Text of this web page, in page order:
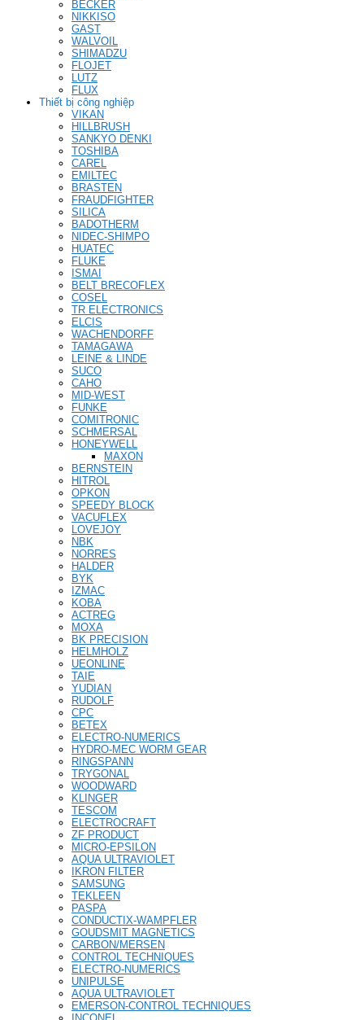
BECKER
NIKKISO
GAST
WALVOIL
SHIMADZU
FLOJET
LUTZ
FLUX
Thiết bị công nghiệp
VIKAN
HILLBRUSH
SANKYO DENKI
TOSHIBA
CAREL
EMILTEC
BRASTEN
FRAUDFIGHTER
SILICA
BADOTHERM
NIDEC-SHIMPO
HUATEC
FLUKE
ISMAI
BELT BRECOFLEX
COSEL
TR ELECTRONICS
ELCIS
WACHENDORFF
TAMAGAWA
LEINE & LINDE
SUCO
CAHO
MID-WEST
FUNKE
COMITRONIC
SCHMERSAL
HONEYWELL
MAXON
BERNSTEIN
HITROL
OPKON
SPEEDY BLOCK
VACUFLEX
LOVEJOY
NBK
NORRES
HALDER
BYK
IZMAC
KOBA
ACTREG
MOXA
BK PRECISION
HELMHOLZ
UEONLINE
TAIE
YUDIAN
RUDOLF
CPC
BETEX
ELECTRO-NUMERICS
HYDRO-MEC WORM GEAR
RINGSPANN
TRYGONAL
WOODWARD
KLINGER
TESCOM
ELECTROCRAFT
ZF PRODUCT
MICRO-EPSILON
AQUA ULTRAVIOLET
IKRON FILTER
SAMSUNG
TEKLEEN
PASPA
CONDUCTIX-WAMPFLER
GOUDSMIT MAGNETICS
CARBON/MERSEN
CONTROL TECHNIQUES
ELECTRO-NUMERICS
UNIPULSE
AQUA ULTRAVIOLET
EMERSON-CONTROL TECHNIQUES